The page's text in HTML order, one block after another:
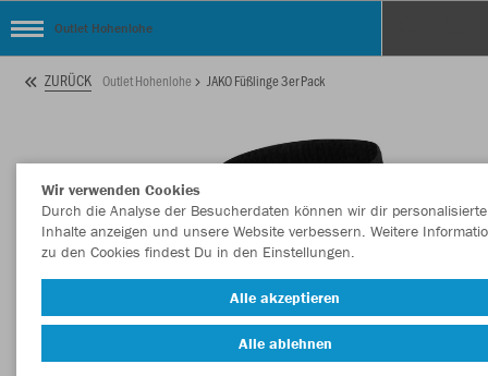
Outlet Hohenlohe
ZURÜCK Outlet Hohenlohe JAKO Füßlinge 3er Pack
Wir verwenden Cookies
Durch die Analyse der Besucherdaten können wir dir personalisierte
Inhalte anzeigen und unsere Website verbessern. Weitere
zu den Cookies findest Du in den Einstellungen.
Alle akzeptieren
Alle ablehnen